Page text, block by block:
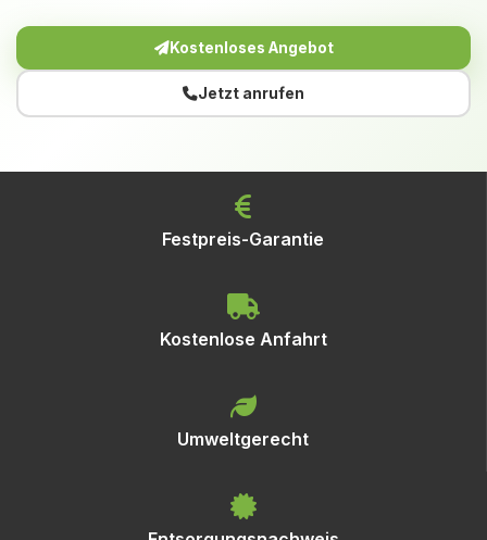
Kostenloses Angebot
Jetzt anrufen
Festpreis-Garantie
Kostenlose Anfahrt
Umweltgerecht